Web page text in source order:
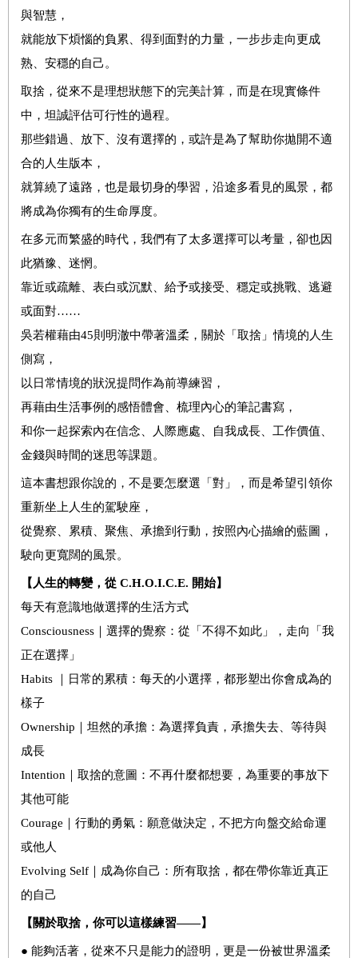
與智慧，
就能放下煩惱的負累、得到面對的力量，一步步走向更成
熟、安穩的自己。
取捨，從來不是理想狀態下的完美計算，而是在現實條件
中，坦誠評估可行性的過程。
那些錯過、放下、沒有選擇的，或許是為了幫助你拋開不適
合的人生版本，
就算繞了遠路，也是最切身的學習，沿途多看見的風景，都
將成為你獨有的生命厚度。
在多元而繁盛的時代，我們有了太多選擇可以考量，卻也因
此猶豫、迷惘。
靠近或疏離、表白或沉默、給予或接受、穩定或挑戰、逃避
或面對……
吳若權藉由45則明澈中帶著溫柔，關於「取捨」情境的人生
側寫，
以日常情境的狀況提問作為前導練習，
再藉由生活事例的感悟體會、梳理內心的筆記書寫，
和你一起探索內在信念、人際應處、自我成長、工作價值、
金錢與時間的迷思等課題。
這本書想跟你說的，不是要怎麼選「對」，而是希望引領你
重新坐上人生的駕駛座，
從覺察、累積、聚焦、承擔到行動，按照內心描繪的藍圖，
駛向更寬闊的風景。
【人生的轉變，從 C.H.O.I.C.E. 開始】
每天有意識地做選擇的生活方式
Consciousness｜選擇的覺察：從「不得不如此」，走向「我
正在選擇」
Habits ｜日常的累積：每天的小選擇，都形塑出你會成為的
樣子
Ownership｜坦然的承擔：為選擇負責，承擔失去、等待與
成長
Intention｜取捨的意圖：不再什麼都想要，為重要的事放下
其他可能
Courage｜行動的勇氣：願意做決定，不把方向盤交給命運
或他人
Evolving Self｜成為你自己：所有取捨，都在帶你靠近真正
的自己
【關於取捨，你可以這樣練習——】
● 能夠活著，從來不只是能力的證明，更是一份被世界溫柔